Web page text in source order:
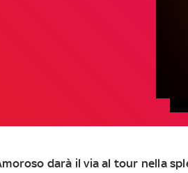
darà il via al tour nella